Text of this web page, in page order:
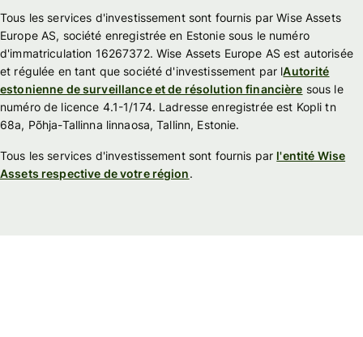
Tous les services d'investissement sont fournis par Wise Assets
Europe AS, société enregistrée en Estonie sous le numéro
d'immatriculation 16267372. Wise Assets Europe AS est autorisée
et régulée en tant que société d'investissement par lAutorité
estonienne de surveillance et de résolution financière sous le
numéro de licence 4.1-1/174. Ladresse enregistrée est Kopli tn
68a, Põhja-Tallinna linnaosa, Tallinn, Estonie.
Tous les services d'investissement sont fournis par l'entité Wise
Assets respective de votre région.